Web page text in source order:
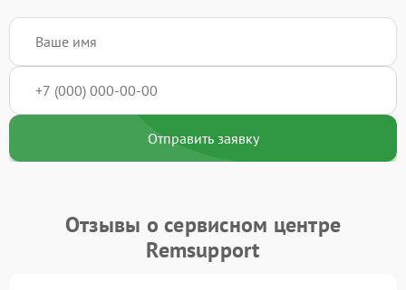
Отправить заявку
Отзывы о сервисном центре
Remsupport